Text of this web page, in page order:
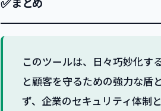
✅まとめ
このツールは、日々巧妙化す
と顧客を守るための強力な盾
ず、企業のセキュリティ体制